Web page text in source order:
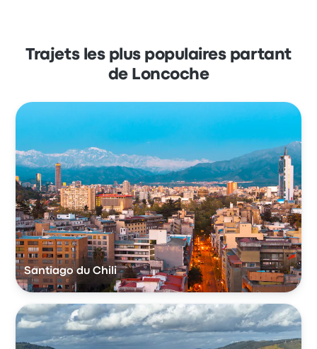
Trajets les plus populaires partant
de Loncoche
Santiago du Chili